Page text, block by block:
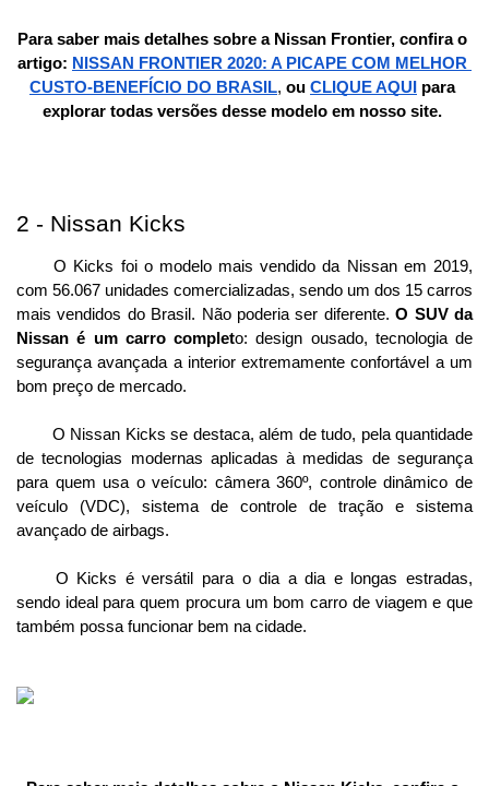
Para saber mais detalhes sobre a Nissan Frontier, confira o
artigo: NISSAN FRONTIER 2020: A PICAPE COM MELHOR
CUSTO-BENEFÍCIO DO BRASIL, ou CLIQUE AQUI
para
explorar todas versões desse modelo em nosso site.
2 - Nissan Kicks
O Kicks foi o modelo mais vendido da Nissan em 2019,
com 56.067 unidades comercializadas, sendo um dos 15 carros
mais vendidos do Brasil. Não poderia ser diferente. O SUV da
Nissan é um carro completo: design ousado, tecnologia de
segurança avançada a interior extremamente confortável a um
bom preço de mercado.
O Nissan Kicks se destaca, além de tudo, pela quantidade
de tecnologias modernas aplicadas à medidas de segurança
para quem usa o veículo: câmera 360º, controle dinâmico de
veículo (VDC), sistema de controle de tração e sistema
avançado de airbags.
O Kicks é versátil para o dia a dia e longas estradas,
sendo ideal para quem procura um bom carro de viagem e que
também possa funcionar bem na cidade.